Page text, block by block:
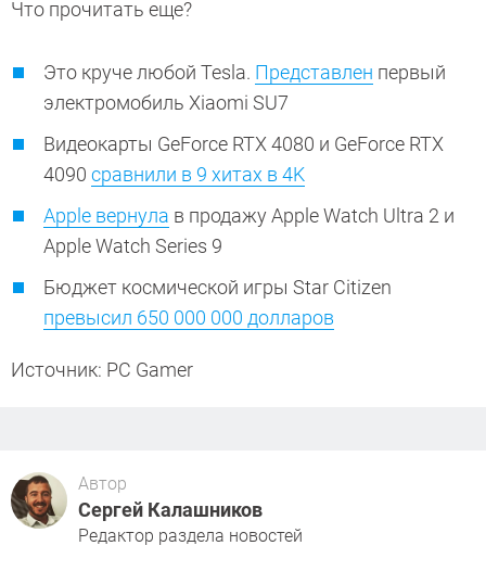
Что прочитать еще?
Это круче любой Tesla. Представлен первый
электромобиль Xiaomi SU7
Видеокарты GeForce RTX 4080 и GeForce RTX
4090 сравнили в 9 хитах в 4K
Apple вернула в продажу Apple Watch Ultra 2 и
Apple Watch Series 9
Бюджет космической игры Star Citizen
превысил 650 000 000 долларов
Источник: PC Gamer
Автор
Сергей Калашников
Редактор раздела новостей